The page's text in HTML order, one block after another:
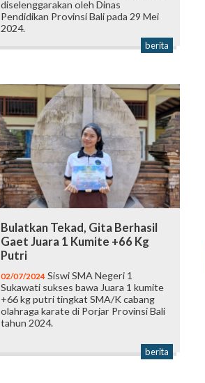
diselenggarakan oleh Dinas
Pendidikan Provinsi Bali pada 29 Mei
2024.
berita
Bulatkan Tekad, Gita Berhasil
Gaet Juara 1 Kumite +66 Kg
Putri
02/07/2024 Siswi SMA Negeri 1
Sukawati sukses bawa Juara 1 kumite
+66 kg putri tingkat SMA/K cabang
olahraga karate di Porjar Provinsi Bali
tahun 2024.
berita